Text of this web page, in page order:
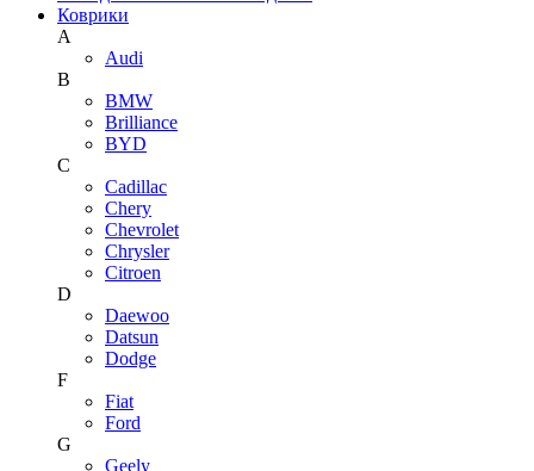
Коврики
A
Audi
B
BMW
Brilliance
BYD
C
Cadillac
Chery
Chevrolet
Chrysler
Citroen
D
Daewoo
Datsun
Dodge
F
Fiat
Ford
G
Geely